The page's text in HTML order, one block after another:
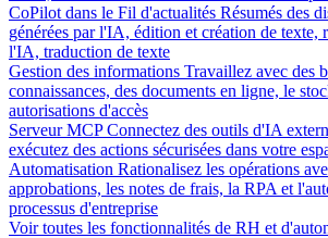
CoPilot dans le Fil d'actualités Résumés des
générées par l'IA, édition et création de texte,
l'IA, traduction de texte
Gestion des informations Travaillez avec des
connaissances, des documents en ligne, le
autorisations d'accès
Serveur MCP Connectez des outils d'IA
exécutez des actions sécurisées dans votre
Automatisation Rationalisez les opérations
approbations, les notes de frais, la RPA et
processus d'entreprise
Voir toutes les fonctionnalités de RH et